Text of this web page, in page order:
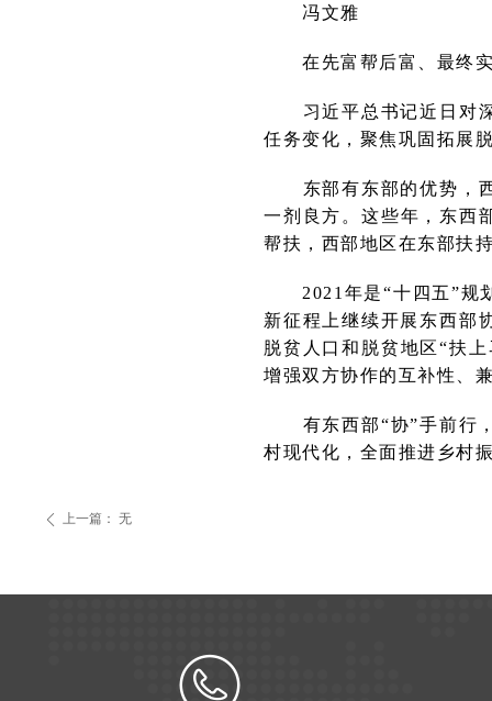
冯文雅
在先富帮后富、最终实
习近平总书记近日对深
任务变化，聚焦巩固拓展
东部有东部的优势，西
一剂良方。这些年，东西
帮扶，西部地区在东部扶
2021年是“十四五”规划
新征程上继续开展东西部
脱贫人口和脱贫地区“扶
增强双方协作的互补性、
有东西部“协”手前行，
村现代化，全面推进乡村
ꄴ 上一篇： 无